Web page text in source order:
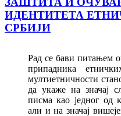
ИДЕНТИТЕТА
СРБИЈИ
Рад се бави питањем
припадника
мултиетничности
да укаже на значај
писма као једног од
али и на значај